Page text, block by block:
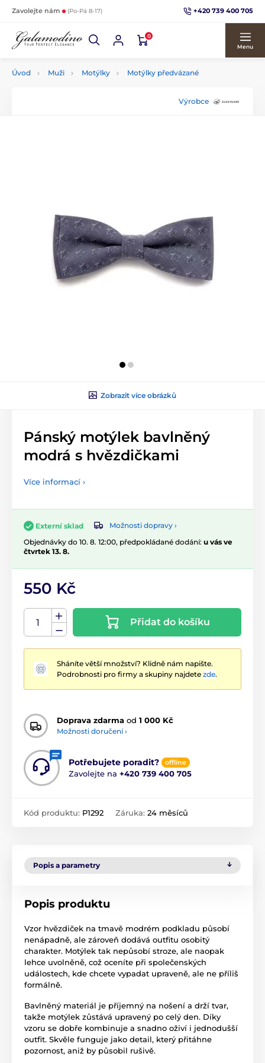
Zavolejte nám (Po-Pá 8-17) +420 739 400 705
0
Menu
Úvod Muži Motýlky Motýlky předvázané
Výrobce
Zobrazit více obrázků
Pánský motýlek bavlněný
modrá s hvězdičkami
Více informací ›
Externí sklad
Možnosti dopravy ›
Objednávky do 10. 8. 12:00, předpokládané dodání: u vás ve
čtvrtek 13. 8.
550 Kč
Přidat do košíku
Sháníte větší množství? Klidně nám napište.
Podrobnosti pro firmy a skupiny najdete zde.
Doprava zdarma od 1 000 Kč
Možnosti doručení ›
Potřebujete poradit? offline
Zavolejte na +420 739 400 705
Kód produktu: P1292 Záruka: 24 měsíců
Popis a parametry
Popis produktu
Vzor hvězdiček na tmavě modrém podkladu působí
nenápadně, ale zároveň dodává outfitu osobitý
charakter. Motýlek tak nepůsobí stroze, ale naopak
lehce uvolněně, což oceníte při společenských
událostech, kde chcete vypadat upraveně, ale ne příliš
formálně.
Bavlněný materiál je příjemný na nošení a drží tvar,
takže motýlek zůstává upravený po celý den. Díky
vzoru se dobře kombinuje a snadno oživí i jednodušší
outfit. Skvěle funguje jako detail, který přitáhne
pozornost, aniž by působil rušivě.